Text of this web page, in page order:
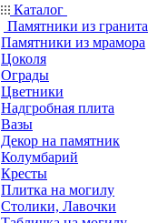
Каталог
Памятники из гранита
Памятники из мрамора
Цоколя
Ограды
Цветники
Надгробная плита
Вазы
Декор на памятник
Колумбарий
Кресты
Плитка на могилу
Столики, Лавочки